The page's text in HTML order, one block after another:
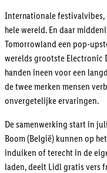
Internationale festivalvibes,
hele wereld. En daar
Tomorrowland een pop-
werelds grootste Electronic
handen ineen voor een
de twee merken mensen
onvergetelijke ervaringen.
De samenwerking start in
Boom (België) kunnen op
induiken of terecht in de
laden, deelt Lidl gratis vers